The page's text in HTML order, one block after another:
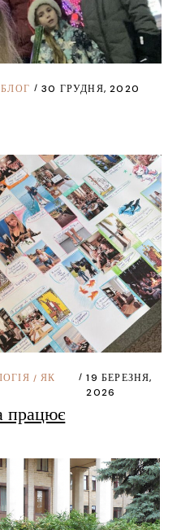
30 ГРУДНЯ, 2020
/ ЯК
19 БЕРЕЗНЯ,
2026
працює